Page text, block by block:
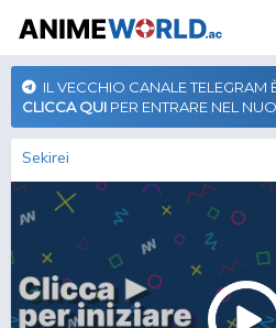
IL VECCHIO CANALE TELEGRAM
CLICCA QUI PER ENTRARE NEL
Sekirei